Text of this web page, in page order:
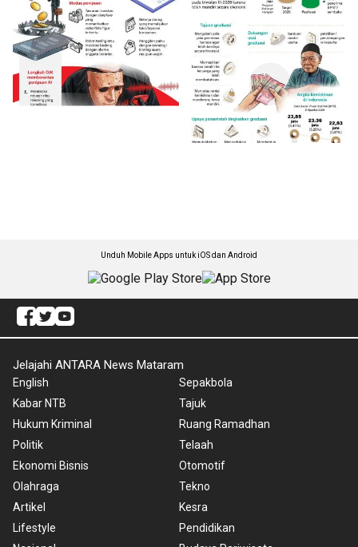
Unduh Mobile Apps untuk iOS dan Android
Jelajahi ANTARA News Mataram
English
Kabar NTB
Hukum Kriminal
Politik
Ekonomi Bisnis
Olahraga
Artikel
Lifestyle
Sepakbola
Tajuk
Ruang Ramadhan
Telaah
Otomotif
Tekno
Kesra
Pendidikan